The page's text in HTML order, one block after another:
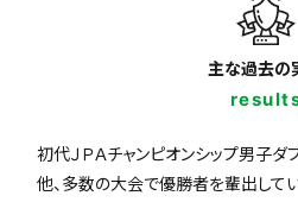
主な過去の
初代ＪＰＡチャンピオンシップ男子ダ
他、多数の大会で優勝者を輩出してい